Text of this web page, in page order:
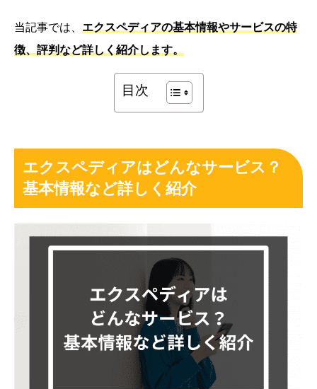
当記事では、 エクスペディアの基本情報やサービスの特
徴、評判など詳しく紹介します。
目次
エクスペディアはどんなサービス？
基本情報など詳しく紹介